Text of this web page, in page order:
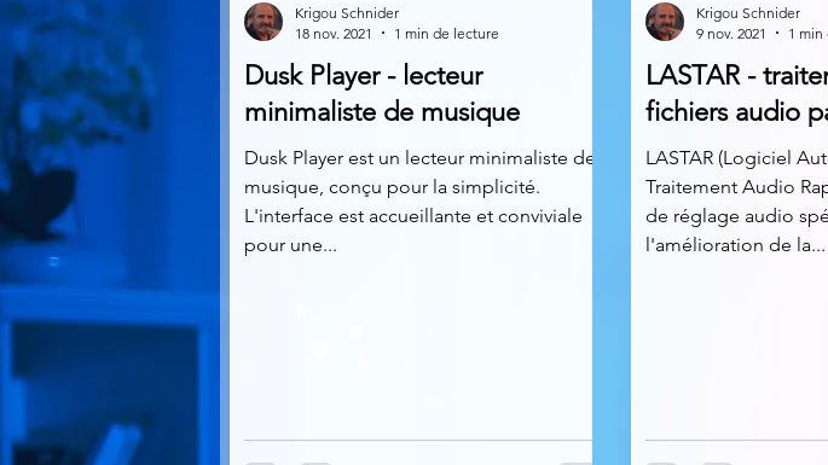
Multimedia Navigateurs Nirsoft
Photographie Réseaux Réseaux sociaux
Dusk Player - lecteur
minimaliste de musique
Dusk Player est un lecteur minimaliste de
musique, conçu pour la simplicité.
L'interface est accueillante et conviviale
pour une...
Krigou Schnider
18 nov. 2021
1 min de lecture
LASTAR -
fichiers audio
LASTAR (Logiciel
Traitement Audio
de réglage audio
l'amélioration de la...
Krigou Schnider
9 nov. 2021
1 min